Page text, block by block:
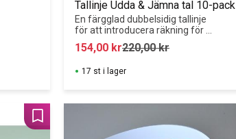
Tallinje Udda & Jämna tal 10-pack
En färgglad dubbelsidig tallinje
för att introducera räkning för
små barn.
154,00 kr220,00kr
17 st i lager
Lägg till i favoriter